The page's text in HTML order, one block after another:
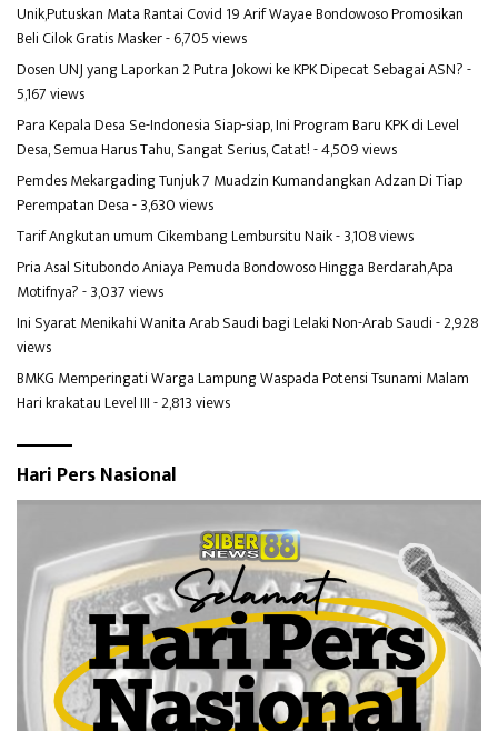
Unik,Putuskan Mata Rantai Covid 19 Arif Wayae Bondowoso Promosikan
Beli Cilok Gratis Masker- 6,705 views
Dosen UNJ yang Laporkan 2 Putra Jokowi ke KPK Dipecat Sebagai ASN?-
5,167 views
Para Kepala Desa Se-Indonesia Siap-siap, Ini Program Baru KPK di Level
Desa, Semua Harus Tahu, Sangat Serius, Catat!- 4,509 views
Pemdes Mekargading Tunjuk 7 Muadzin Kumandangkan Adzan Di Tiap
Perempatan Desa- 3,630 views
Tarif Angkutan umum Cikembang Lembursitu Naik- 3,108 views
Pria Asal Situbondo Aniaya Pemuda Bondowoso Hingga Berdarah,Apa
Motifnya?- 3,037 views
Ini Syarat Menikahi Wanita Arab Saudi bagi Lelaki Non-Arab Saudi- 2,928
views
BMKG Memperingati Warga Lampung Waspada Potensi Tsunami Malam
Hari krakatau Level III- 2,813 views
Hari Pers Nasional